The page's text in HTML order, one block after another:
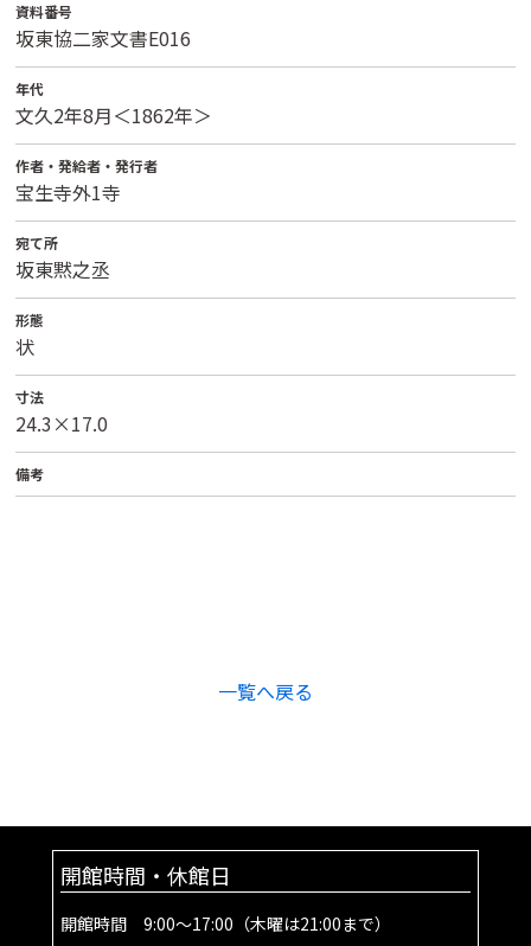
資料番号
坂東協二家文書E016
年代
文久2年8月＜1862年＞
作者・発給者・発行者
宝生寺外1寺
宛て所
坂東黙之丞
形態
状
寸法
24.3×17.0
備考
一覧へ戻る
開館時間・休館日
開館時間 9:00～17:00（木曜は21:00まで）